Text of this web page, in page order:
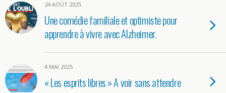
24 AOÛT 2025
Une comédie familiale et optimiste pour
apprendre à vivre avec Alzheimer.
4 MAI 2025
« Les esprits libres » A voir sans attendre